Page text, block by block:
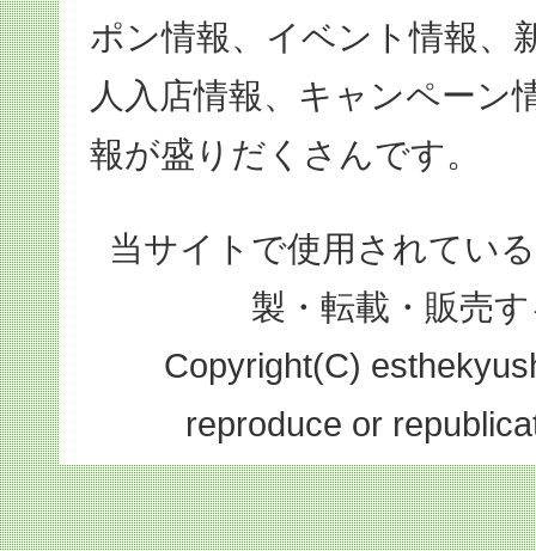
ポン情報、イベント情報、
人入店情報、キャンペーン
報が盛りだくさんです。
当サイトで使用されてい
製・転載・販売
Copyright(C)
reproduce or